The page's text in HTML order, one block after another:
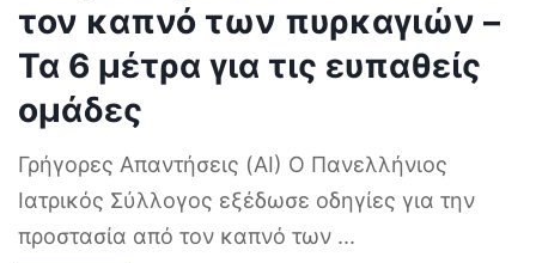
τον καπνό των πυρκαγιών –
Τα 6 μέτρα για τις ευπαθείς
ομάδες
Γρήγορες Απαντήσεις (AI) Ο Πανελλήνιος
Ιατρικός Σύλλογος εξέδωσε οδηγίες για την
προστασία από τον καπνό των ...